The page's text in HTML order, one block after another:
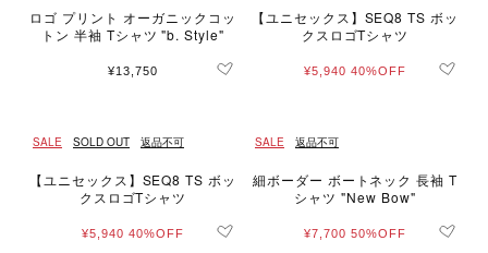
ロゴ プリント オーガニックコッ
トン 半袖 Tシャツ "b. Style"
¥13,750
【ユニセックス】SEQ8 TS ボッ
クスロゴTシャツ
¥5,940 40%OFF
SALE SOLD OUT 返品不可
【ユニセックス】SEQ8 TS ボッ
クスロゴTシャツ
¥5,940 40%OFF
SALE 返品不可
細ボーダー ボートネック 長袖 T
シャツ "New Bow"
¥7,700 50%OFF